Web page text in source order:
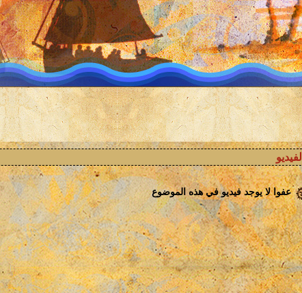
الفيديو
عفوا لا يوجد فيديو في هذه الموضوع